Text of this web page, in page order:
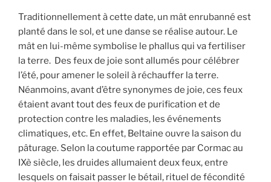
Traditionnellement à cette date, un mât enrubanné est
planté dans le sol, et une danse se réalise autour. Le
mât en lui-même symbolise le phallus qui va fertiliser
la terre. Des feux de joie sont allumés pour célébrer
l’été, pour amener le soleil à réchauffer la terre.
Néanmoins, avant d’être synonymes de joie, ces feux
étaient avant tout des feux de purification et de
protection contre les maladies, les événements
climatiques, etc. En effet, Beltaine ouvre la saison du
pâturage. Selon la coutume rapportée par Cormac au
IXè siècle, les druides allumaient deux feux, entre
lesquels on faisait passer le bétail, rituel de fécondité